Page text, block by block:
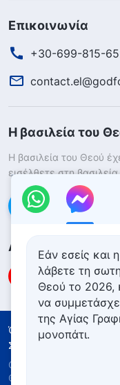
Επικοινωνία
+30-699-815-
Η βασιλεία του
Η βασιλεία του Θεού
εισέλθετε στη
Επικοινωνήστε
Ακολουθήστε μας
Όροι Χρήσης
Συντελεστές
Copyright © 2026
Θεού
Εάν εσείς και
λάβετε τη
Θεού το 2026,
να
της Αγίας
μονοπάτι.